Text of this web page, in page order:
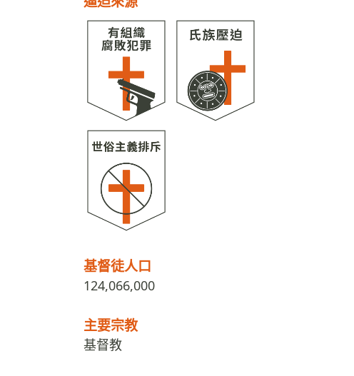
基督徒人口
124,066,000
主要宗教
基督教